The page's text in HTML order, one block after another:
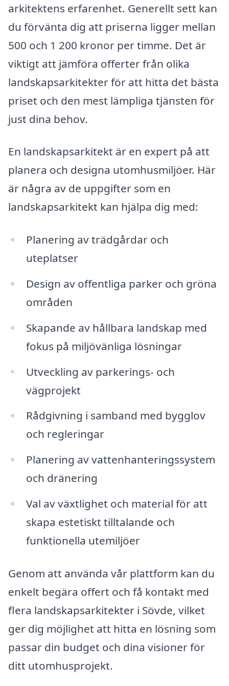
arkitektens erfarenhet. Generellt sett kan
du förvänta dig att priserna ligger mellan
500 och 1 200 kronor per timme. Det är
viktigt att jämföra offerter från olika
landskapsarkitekter för att hitta det bästa
priset och den mest lämpliga tjänsten för
just dina behov.
En landskapsarkitekt är en expert på att
planera och designa utomhusmiljöer. Här
är några av de uppgifter som en
landskapsarkitekt kan hjälpa dig med:
Planering av trädgårdar och
uteplatser
Design av offentliga parker och gröna
områden
Skapande av hållbara landskap med
fokus på miljövänliga lösningar
Utveckling av parkerings- och
vägprojekt
Rådgivning i samband med bygglov
och regleringar
Planering av vattenhanteringssystem
och dränering
Val av växtlighet och material för att
skapa estetiskt tilltalande och
funktionella utemiljöer
Genom att använda vår plattform kan du
enkelt begära offert och få kontakt med
flera landskapsarkitekter i Sövde, vilket
ger dig möjlighet att hitta en lösning som
passar din budget och dina visioner för
ditt utomhusprojekt.